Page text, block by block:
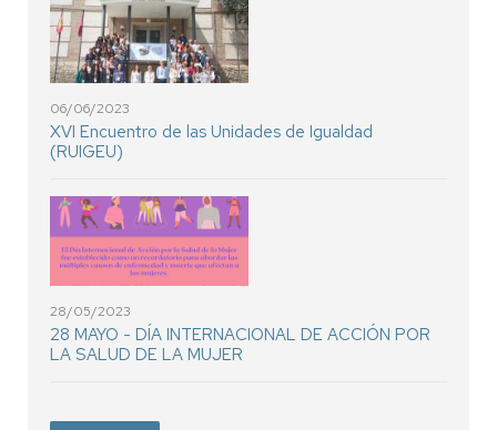
06/06/2023
XVI Encuentro de las Unidades de Igualdad
(RUIGEU)
28/05/2023
28 MAYO - DÍA INTERNACIONAL DE ACCIÓN POR
LA SALUD DE LA MUJER